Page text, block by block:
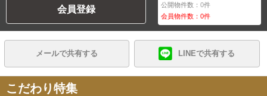
会員登録 公開物件数：0件
会員物件数：0件
メールで共有する LINEで共有する
こだわり特集